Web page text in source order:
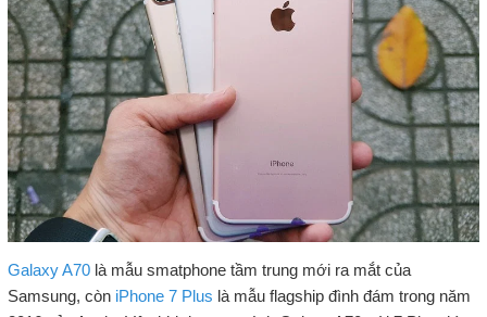
Galaxy A70là mẫu smatphone tầm trung mới ra mắt của
Samsung, còn iPhone 7 Plus là mẫu flagship đình đám trong năm